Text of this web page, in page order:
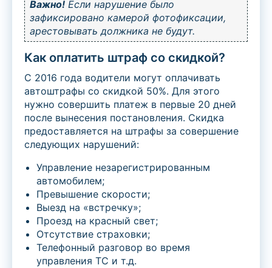
Важно! Если нарушение было
зафиксировано камерой фотофиксации,
арестовывать должника не будут.
Как оплатить штраф со скидкой?
С 2016 года водители могут оплачивать
автоштрафы со скидкой 50%. Для этого
нужно совершить платеж в первые 20 дней
после вынесения постановления. Скидка
предоставляется на штрафы за совершение
следующих нарушений:
Управление незарегистрированным
автомобилем;
Превышение скорости;
Выезд на «встречку»;
Проезд на красный свет;
Отсутствие страховки;
Телефонный разговор во время
управления ТС и т.д.